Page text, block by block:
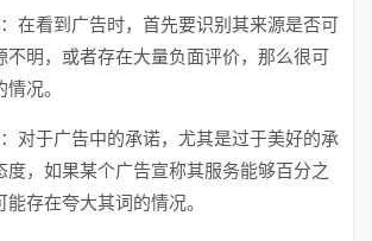
在看到广告时，首先要识别其来源是否可
不明，或者存在大量负面评价，那么很可
况。
对于广告中的承诺，尤其是过于美好的承
度，如果某个广告宣称其服务能够百分之
存在夸大其词的情况。